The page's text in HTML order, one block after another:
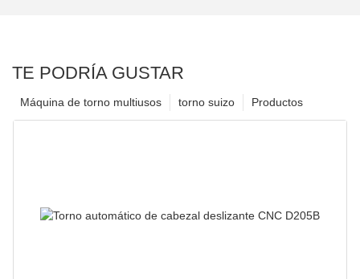
TE PODRÍA GUSTAR
Productos
torno suizo
Máquina de torno multiusos